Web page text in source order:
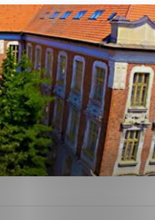
urobiť webové stránky uplatniteľnými
k zabezpečeným oblastiam webovej
návštevníci stránok stránku
dáta sa zbierajú anonymne a nie je
Viac informácií